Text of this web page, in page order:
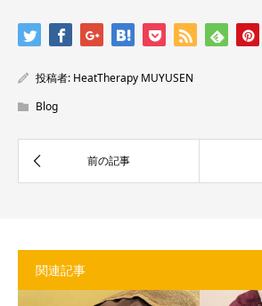
投稿者: HeatTherapy MUYUSEN
Blog
関連記事